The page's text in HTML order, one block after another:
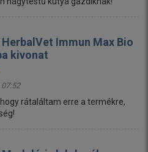
HerbalVet Immun Max Bio
kivonat
07:52
rátaláltam erre a termékre,